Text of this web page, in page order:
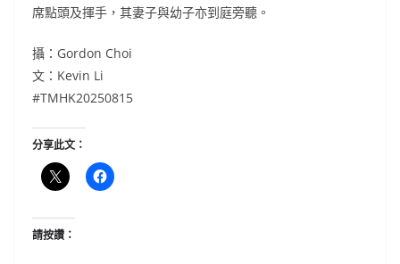
席點頭及揮手，其妻子與幼子亦到庭旁聽。
攝：Gordon Choi
文：Kevin Li
#TMHK20250815
分享此文：
請按讚：